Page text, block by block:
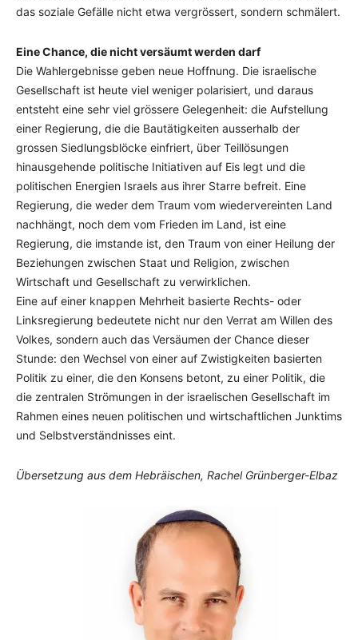
das soziale Gefälle nicht etwa vergrössert, sondern schmälert.
Eine Chance, die nicht versäumt werden darf
Die Wahlergebnisse geben neue Hoffnung. Die israelische
Gesellschaft ist heute viel weniger polarisiert, und daraus
entsteht eine sehr viel grössere Gelegenheit: die Aufstellung
einer Regierung, die die Bautätigkeiten ausserhalb der
grossen Siedlungsblöcke einfriert, über Teillösungen
hinausgehende politische Initiativen auf Eis legt und die
politischen Energien Israels aus ihrer Starre befreit. Eine
Regierung, die weder dem Traum vom wiedervereinten Land
nachhängt, noch dem vom Frieden im Land, ist eine
Regierung, die imstande ist, den Traum von einer Heilung der
Beziehungen zwischen Staat und Religion, zwischen
Wirtschaft und Gesellschaft zu verwirklichen.
Eine auf einer knappen Mehrheit basierte Rechts- oder
Linksregierung bedeutete nicht nur den Verrat am Willen des
Volkes, sondern auch das Versäumen der Chance dieser
Stunde: den Wechsel von einer auf Zwistigkeiten basierten
Politik zu einer, die den Konsens betont, zu einer Politik, die
die zentralen Strömungen in der israelischen Gesellschaft im
Rahmen eines neuen politischen und wirtschaftlichen Junktims
und Selbstverständnisses eint.
Übersetzung aus dem Hebräischen, Rachel Grünberger-Elbaz